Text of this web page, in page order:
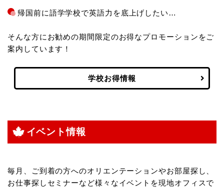
帰国前に語学学校で英語力を底上げしたい…
そんな方にお勧めの期間限定のお得なプロモーションをご
案内しています！
学校お得情報
イベント情報
毎月、ご到着の方へのオリエンテーションやお部屋探し、
お仕事探しセミナーなど様々なイベントを現地オフィスで